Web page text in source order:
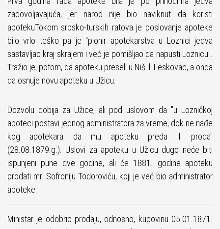
zadovoljavajuća, jer narod nije bio naviknut da koristi
apotekuTokom srpsko-turskih ratova je poslovanje apoteke
bilo vrlo teško pa je "pionir apotekarstva u Loznici jedva
sastavljao kraj skrajem i već je pomišljao da napusti Loznicu".
Tražio je, potom, da apoteku preseli u Niš ili Leskovac, a onda
da osnuje novu apoteku u Užicu.
Dozvolu dobija za Užice, ali pod uslovom da "u Lozničkoj
apoteci postavi jednog administratora za vreme, dok ne nađe
kog apotekara da mu apoteku preda ili proda"
(28.08.1879.g.). Uslovi za apoteku u Užicu dugo neće biti
ispunjeni pune dve godine, ali će 1881. godine apoteku
prodati mr. Sofroniju Todoroviću, koji je već bio administrator
apoteke.
Ministar je odobrio prodaju, odnosno, kupovinu 05.01.1871.